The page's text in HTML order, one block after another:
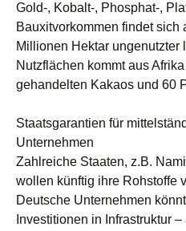
Gold-, Kobalt-, Phosphat-,
Bauxitvorkommen findet sich
Millionen Hektar ungenutzter
Nutzflächen kommt aus
gehandelten Kakaos und 60
Staatsgarantien für
Unternehmen
Zahlreiche Staaten, z.B.
wollen künftig ihre Rohstoffe
Deutsche Unternehmen
Investitionen in Infrastruktur